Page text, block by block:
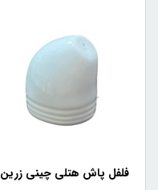
فلفل پاش هتلی چینی زرین